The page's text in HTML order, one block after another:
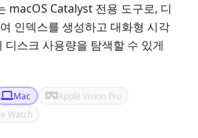
macOS Catalyst 전용 도구로, 디
인덱스를 생성하고 대화형 시각
디스크 사용량을 탐색할 수 있게
Mac
Apple Vision Pro
Watch